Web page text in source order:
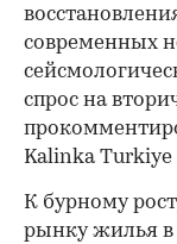
современных
спрос на
Kalinka
К бурному
рынку жилья в